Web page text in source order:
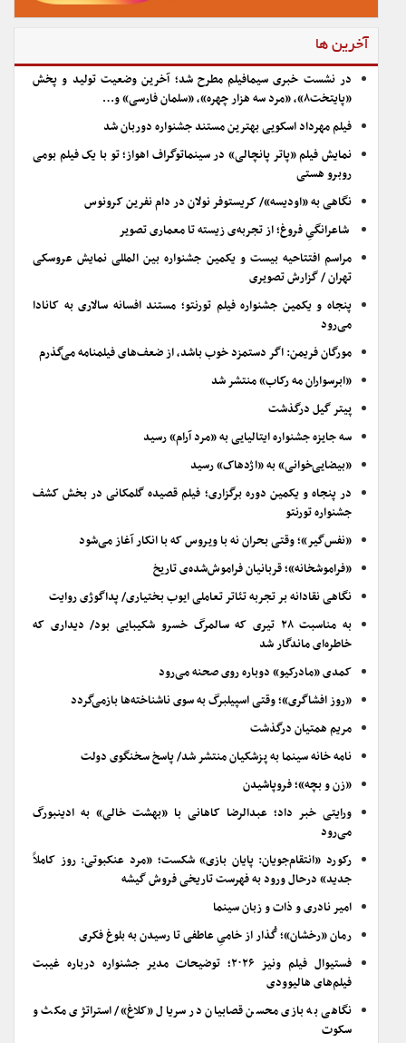
آخرین ها
در نشست خبری سیمافیلم مطرح شد؛ آخرین وضعیت تولید و پخش
«پایتخت۸»، «مرد سه هزار چهره»، «سلمان فارسی» و…
فیلم مهرداد اسکویی بهترین مستند جشنواره دوربان شد
نمایش فیلم «پاتر پانچالی» در سینماتوگراف اهواز؛ تو با یک فیلم بومی
روبرو هستی
نگاهی به «اودیسه»/ کریستوفر نولان در دام نفرین کرونوس
شاعرانگیِ فروغ؛ از تجربه‌ی زیسته تا معماری تصویر
مراسم افتتاحیه بیست و یکمین جشنواره بین المللی نمایش عروسکی
تهران / گزارش تصویری
پنجاه و یکمین جشنواره فیلم تورنتو؛ مستند افسانه سالاری به کانادا
می‌رود
مورگان فریمن: اگر دستمزد خوب باشد، از ضعف‌های فیلمنامه می‌گذرم
«ابرسواران مه رکاب» منتشر شد
پیتر گیل درگذشت
سه جایزه جشنواره ایتالیایی به «مرد آرام» رسید
«بیضایی‌خوانی» به «اژدهاک» رسید
در پنجاه و یکمین دوره برگزاری؛ فیلم قصیده گلمکانی در بخش کشف
جشنواره تورنتو
«نفس‌گیر»؛ وقتی بحران نه با ویروس که با انکار آغاز می‌شود
«فراموشخانه»؛ قربانیان فراموش‌شده‌ی تاریخ
نگاهی نقادانه بر تجربه تئاتر تعاملی ایوب بختیاری/ پداگوژی روایت
به مناسبت ۲۸ تیری که سالمرگ خسرو شکیبایی بود/ دیداری که
خاطره‌ای ماندگار شد
کمدی «مادرکیو» دوباره روی صحنه می‌رود
«روز افشاگری»؛ وقتی اسپیلبرگ به سوی ناشناخته‌ها بازمی‌گردد
مریم همتیان درگذشت
نامه خانه سینما به پزشکیان منتشر شد/ پاسخ سخنگوی دولت
«زن و بچه»؛ فروپاشیدن
ورایتی خبر داد؛ عبدالرضا کاهانی با «بهشت خالی» به ادینبورگ
می‌رود
رکورد «انتقام‌جویان: پایان بازی» شکست؛ «مرد عنکبوتی: روز کاملاً
جدید» درحال ورود به فهرست تاریخی فروش گیشه
امیر نادری و ذات و زبان سینما
رمان «رخشان»؛ گُذار از خامیِ عاطفی تا رسیدن به بلوغ فکری
فستیوال فیلم ونیز ۲۰۲۶؛ توضیحات مدیر جشنواره درباره غیبت
فیلم‌های هالیوودی
نگاهی به بازی محسن قصابیان در سریال «کلاغ»/ استراتژی مکث و
سکوت